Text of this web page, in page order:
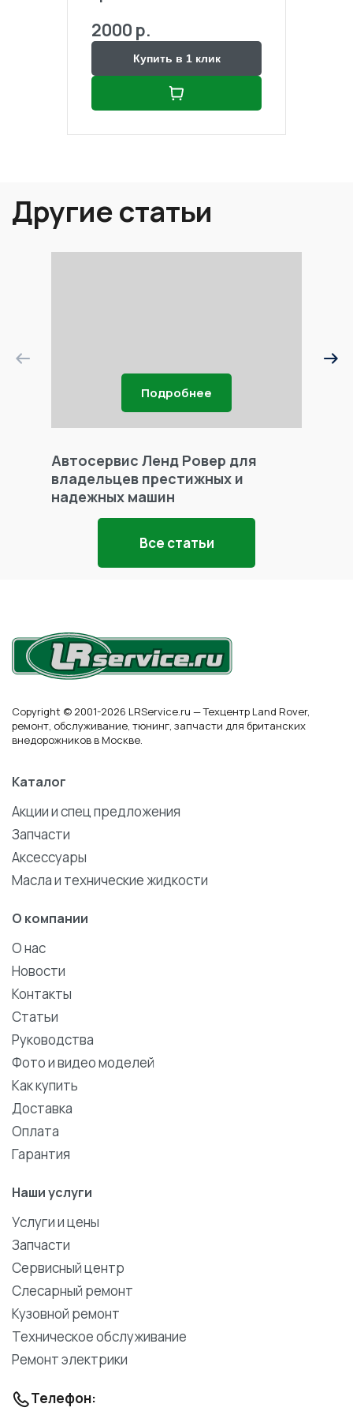
2000 р.
Купить в 1 клик
Другие статьи
Подробнее
Автосервис Ленд Ровер для
владельцев престижных и
надежных машин
Все статьи
Copyright © 2001-2026 LRService.ru — Техцентр Land Rover,
ремонт, обслуживание, тюнинг, запчасти для британских
внедорожников в Москве.
Каталог
Акции и спец предложения
Запчасти
Аксессуары
Масла и технические жидкости
О компании
О нас
Новости
Контакты
Статьи
Руководства
Фото и видео моделей
Как купить
Доставка
Оплата
Гарантия
Наши услуги
Услуги и цены
Запчасти
Сервисный центр
Слесарный ремонт
Кузовной ремонт
Техническое обслуживание
Ремонт электрики
Телефон: